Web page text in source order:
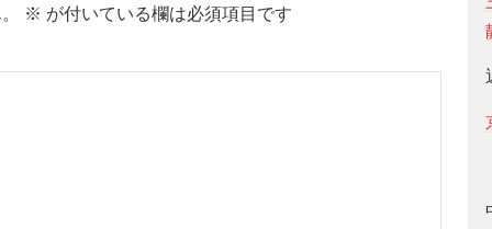
※ が付いている欄は必須項目です